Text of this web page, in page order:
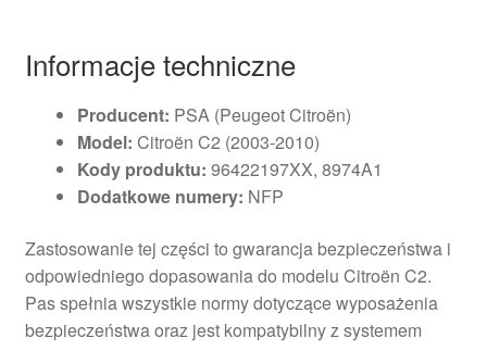
Informacje techniczne
Producent: PSA (Peugeot Citroën)
Model: Citroën C2 (2003-2010)
Kody produktu: 96422197XX, 8974A1
Dodatkowe numery: NFP
Zastosowanie tej części to gwarancja bezpieczeństwa i
odpowiedniego dopasowania do modelu Citroën C2.
Pas spełnia wszystkie normy dotyczące wyposażenia
bezpieczeństwa oraz jest kompatybilny z systemem